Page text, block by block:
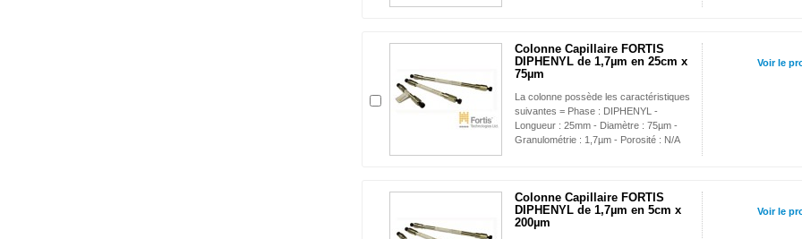
Colonne Capillaire FORTIS
DIPHENYL de 1,7µm en 25cm x
75µm
La colonne possède les caractéristiques
suivantes = Phase : DIPHENYL -
Longueur : 25mm - Diamètre : 75µm -
Granulométrie : 1,7µm - Porosité : N/A
Voir le
Colonne Capillaire FORTIS
DIPHENYL de 1,7µm en 5cm x
200µm
Voir le